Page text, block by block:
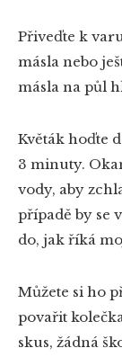
Přiveďte k
másla nebo
másla na půl
Květák hoďte
3 minuty.
vody, aby
případě by se
do, jak říká
Můžete si ho
povařit
skus, žádná